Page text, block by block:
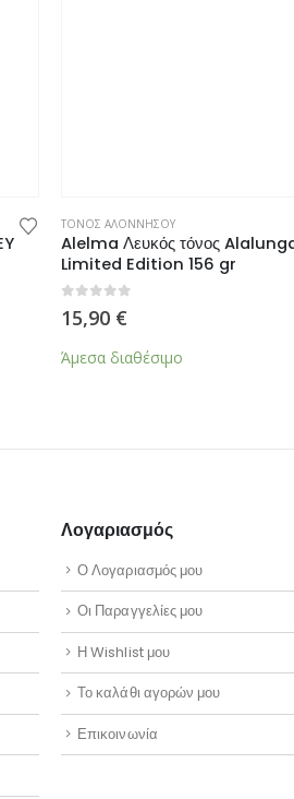
ΤΟΝΟΣ ΑΛΟΝΝΗΣΟΥ
Alelma Λευκός τόνος
Limited Edition 156 gr
15,90 €
Άμεσα διαθέσιμο
Λογαριασμός
Ο Λογαριασμός μου
Οι Παραγγελίες μου
Η Wishlist μου
Το καλάθι αγορών μου
Επικοινωνία